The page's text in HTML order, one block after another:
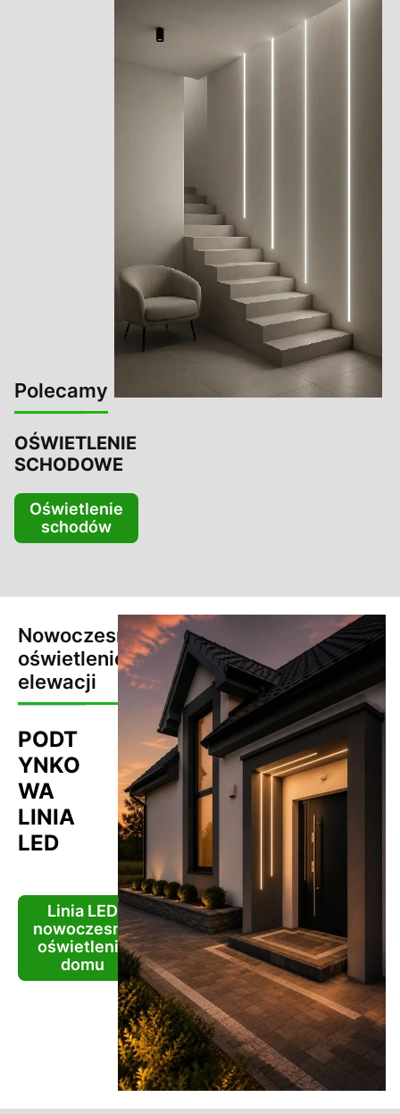
Polecamy
OŚWIETLENIE
SCHODOWE
Oświetlenie
schodów
Nowoczesne
oświetlenie
elewacji
PODT
YNKO
WA
LINIA
LED
Linia LED
nowoczesne
oświetlenie
domu